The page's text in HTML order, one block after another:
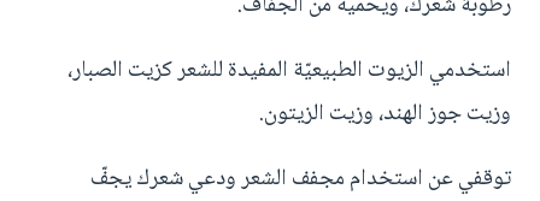
استخدمي الزيوت الطبيعيّة المفيدة للشعر كزيت الصبار،
وزيت جوز الهند، وزيت الزيتون.
توقفي عن استخدام مجفف الشعر ودعي شعرك يجفّ